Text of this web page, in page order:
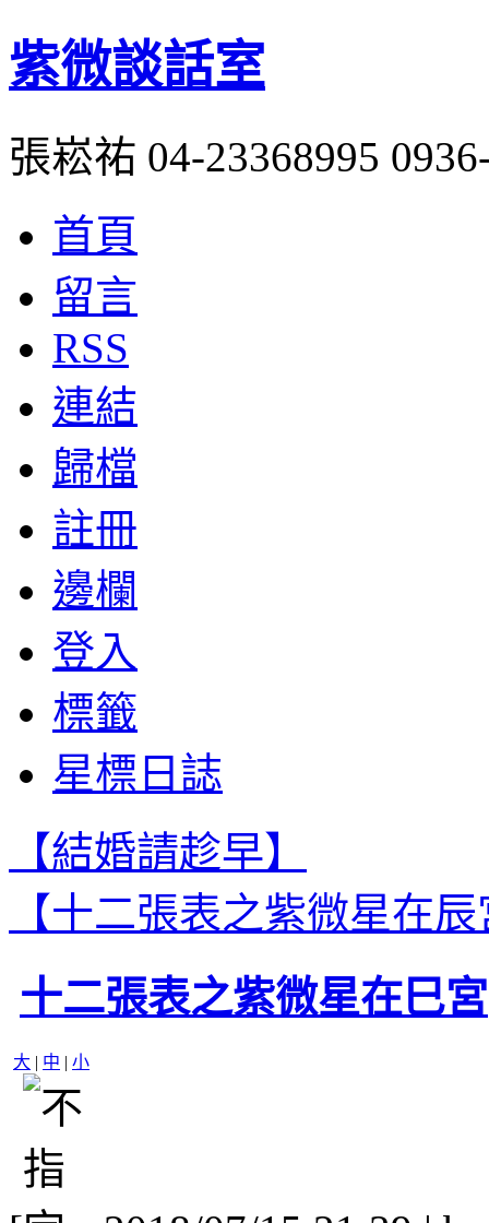
紫微談話室
張崧祐 04-23368995
首頁
留言
RSS
連結
歸檔
註冊
邊欄
登入
標籤
星標日誌
【結婚請趁早】
【十二張表之紫微星在辰
十二張表之紫微星在巳宮
大 | 中 | 小